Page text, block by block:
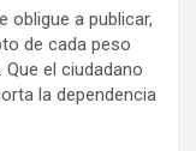
obligue a publicar,
de cada peso
el ciudadano
la dependencia